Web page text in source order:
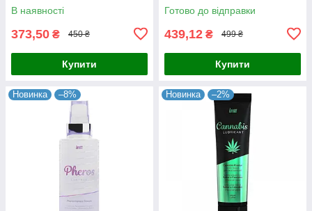
В наявності
373,50 ₴ 450 ₴
Купити
Готово до відправки
439,12 ₴ 499 ₴
Купити
Новинка –8% Новинка –2%